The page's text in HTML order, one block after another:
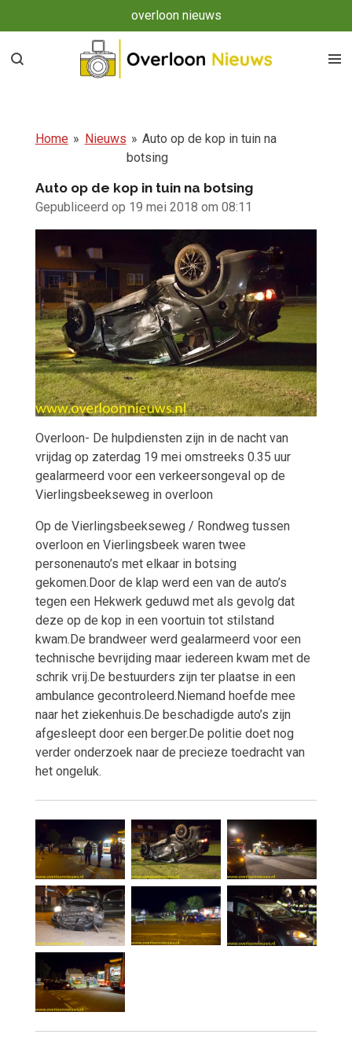
direct
naar
overloon nieuws
Home » Nieuws » Auto op de kop in tuin na
botsing
Auto op de kop in tuin na botsing
Gepubliceerd op 19 mei 2018 om 08:11
Overloon- De hulpdiensten zijn in de nacht van
vrijdag op zaterdag 19 mei omstreeks 0.35 uur
gealarmeerd voor een verkeersongeval op de
Vierlingsbeekseweg in overloon
Op de Vierlingsbeekseweg / Rondweg tussen
overloon en Vierlingsbeek waren twee
personenauto’s met elkaar in botsing
gekomen.Door de klap werd een van de auto’s
tegen een Hekwerk geduwd met als gevolg dat
deze op de kop in een voortuin tot stilstand
kwam.De brandweer werd gealarmeerd voor een
technische bevrijding maar iedereen kwam met de
schrik vrij.De bestuurders zijn ter plaatse in een
ambulance gecontroleerd.Niemand hoefde mee
naar het ziekenhuis.De beschadigde auto’s zijn
afgesleept door een berger.De politie doet nog
verder onderzoek naar de precieze toedracht van
het ongeluk.